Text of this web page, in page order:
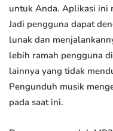
untuk Anda. Aplikasi ini
Jadi pengguna dapat
lunak dan
lebih ramah pengguna
lainnya yang tidak
Pengunduh musik
pada saat ini.